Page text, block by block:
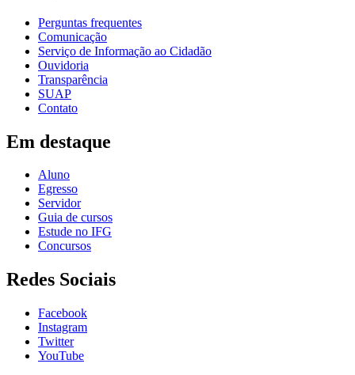
Perguntas frequentes
Comunicação
Serviço de Informação ao Cidadão
Ouvidoria
Transparência
SUAP
Contato
Em destaque
Aluno
Egresso
Servidor
Guia de cursos
Estude no IFG
Concursos
Redes Sociais
Facebook
Instagram
Twitter
YouTube